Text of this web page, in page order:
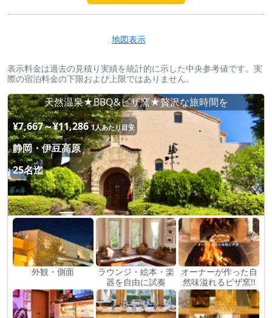
地図表示
表示料金は過去の見積り実績を統計的に示した中央参考値です。実
際の宿泊料金の下限および上限ではありません。
天然温泉★BBQ&ピザ窯★贅沢な旅時間を
¥7,667～¥11,286 1人あたり目安
静岡・伊豆高原
25名迄
外観・側面
ラウンジ・絵本・楽
器を自由に試奏
オーナーが作った自
然味溢れるピザ窯!!